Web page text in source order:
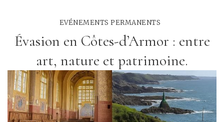
EVÉNEMENTS PERMANENTS
Évasion en Côtes-d’Armor : entre
art, nature et patrimoine.